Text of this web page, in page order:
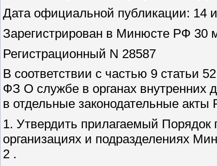
Дата официальной публикации: 14
Зарегистрирован в Минюсте РФ 30
Регистрационный N 28587
В соответствии с частью 9 статьи
ФЗ О службе в органах внутренних
в отдельные законодательные
1. Утвердить прилагаемый Порядок
организациях и подразделениях
2 .